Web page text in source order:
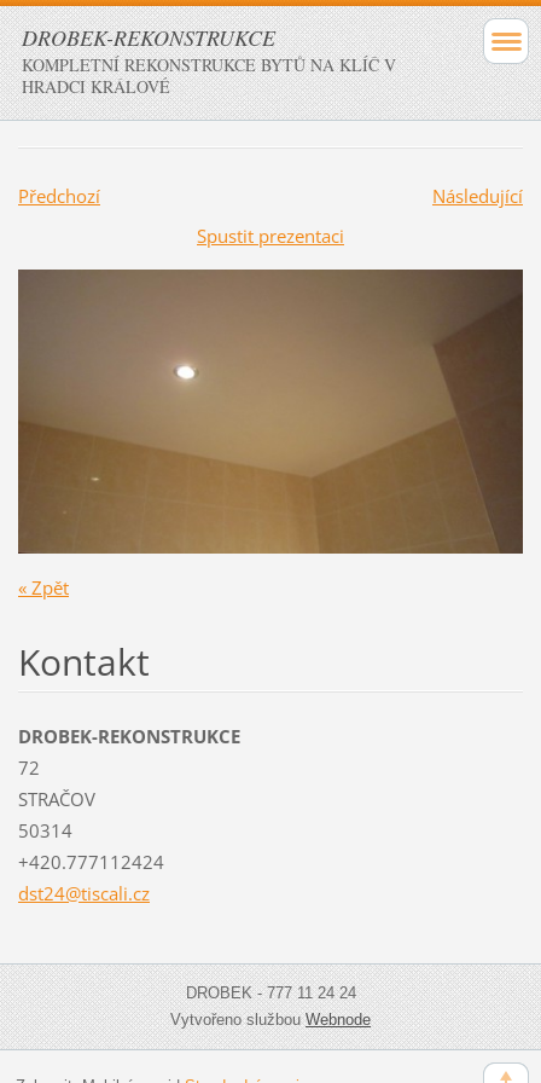
DROBEK-REKONSTRUKCE
KOMPLETNÍ REKONSTRUKCE BYTŮ NA KLÍČ V
HRADCI KRÁLOVÉ
Předchozí
Následující
Spustit prezentaci
« Zpět
Kontakt
DROBEK-REKONSTRUKCE
72
STRAČOV
50314
+420.777112424
dst24@tiscali.cz
DROBEK - 777 11 24 24
Vytvořeno službouWebnode